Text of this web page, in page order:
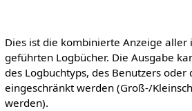
Dies ist die kombinierte Anzeige aller
geführten Logbücher. Die Ausgabe
des Logbuchtyps, des Benutzers oder
eingeschränkt werden (Groß-/
werden).